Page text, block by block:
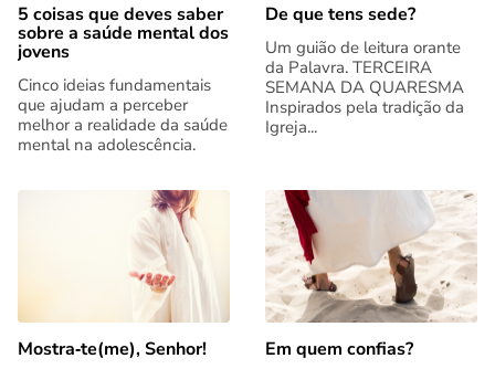
5 coisas que deves saber
sobre a saúde mental dos
jovens
Cinco ideias fundamentais
que ajudam a perceber
melhor a realidade da saúde
mental na adolescência.
De que tens sede?
Um guião de leitura orante
da Palavra. TERCEIRA
SEMANA DA QUARESMA
Inspirados pela tradição da
Igreja...
Mostra‑te(me), Senhor! Em quem confias?